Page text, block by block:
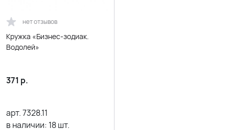
нет отзывов
Кружка «Бизнес-зодиак.
Водолей»
371 р.
арт.7328.11
в наличии: 18шт.